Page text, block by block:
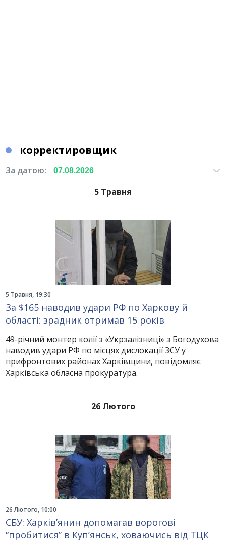
корректировщик
За датою:
5 Травня
5 Травня, 19:30
За $165 наводив удари РФ по Харкову й
області: зрадник отримав 15 років
49-річний монтер колії з «Укрзалізниці» з Богодухова
наводив удари РФ по місцях дислокації ЗСУ у
прифронтових районах Харківщини, повідомляє
Харківська обласна прокуратура.
26 Лютого
26 Лютого, 10:00
СБУ: Харків’янин допомагав ворогові
“пробитися” в Куп’янськ, ховаючись від ТЦК